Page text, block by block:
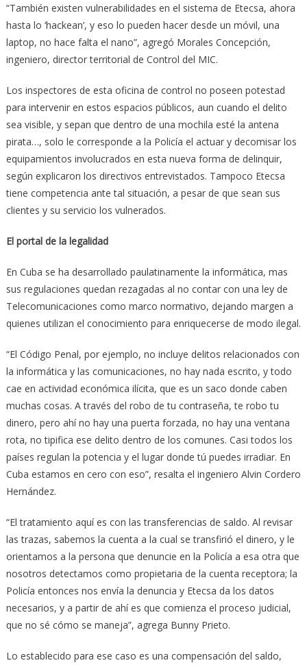
“También existen vulnerabilidades en el sistema de Etecsa, ahora
hasta lo ‘hackean’, y eso lo pueden hacer desde un móvil, una
laptop, no hace falta el nano”, agregó Morales Concepción,
ingeniero, director territorial de Control del MIC.
Los inspectores de esta oficina de control no poseen potestad
para intervenir en estos espacios públicos, aun cuando el delito
sea visible, y sepan que dentro de una mochila esté la antena
pirata…, solo le corresponde a la Policía el actuar y decomisar los
equipamientos involucrados en esta nueva forma de delinquir,
según explicaron los directivos entrevistados. Tampoco Etecsa
tiene competencia ante tal situación, a pesar de que sean sus
clientes y su servicio los vulnerados.
El portal de la legalidad
En Cuba se ha desarrollado paulatinamente la informática, mas
sus regulaciones quedan rezagadas al no contar con una ley de
Telecomunicaciones como marco normativo, dejando margen a
quienes utilizan el conocimiento para enriquecerse de modo ilegal.
“El Código Penal, por ejemplo, no incluye delitos relacionados con
la informática y las comunicaciones, no hay nada escrito, y todo
cae en actividad económica ilícita, que es un saco donde caben
muchas cosas. A través del robo de tu contraseña, te robo tu
dinero, pero ahí no hay una puerta forzada, no hay una ventana
rota, no tipifica ese delito dentro de los comunes. Casi todos los
países regulan la potencia y el lugar donde tú puedes irradiar. En
Cuba estamos en cero con eso”, resalta el ingeniero Alvin Cordero
Hernández.
“El tratamiento aquí es con las transferencias de saldo. Al revisar
las trazas, sabemos la cuenta a la cual se transfirió el dinero, y le
orientamos a la persona que denuncie en la Policía a esa otra que
nosotros detectamos como propietaria de la cuenta receptora; la
Policía entonces nos envía la denuncia y Etecsa da los datos
necesarios, y a partir de ahí es que comienza el proceso judicial,
que no sé cómo se maneja”, agrega Bunny Prieto.
Lo establecido para ese caso es una compensación del saldo,